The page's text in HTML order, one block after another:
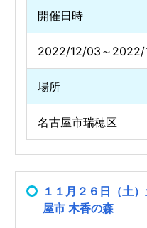
開催日時
2022/12/03～
場所
名古屋市瑞穂区
１１月２６日（土
屋市 木香の森